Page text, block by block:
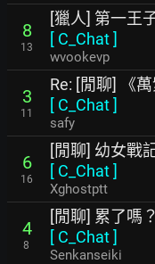
8
13
[獵人] 第一王
[ C_Chat]
wvookevp
3
11
Re: [閒聊] 《
[ C_Chat]
safy
6
16
[閒聊] 幼女戰
[ C_Chat]
Xghostptt
4
8
[閒聊] 累了嗎
[ C_Chat]
Senkanseiki